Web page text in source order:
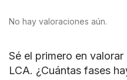
No hay valoraciones aún.
Sé el primero en valorar
LCA. ¿Cuántas fases